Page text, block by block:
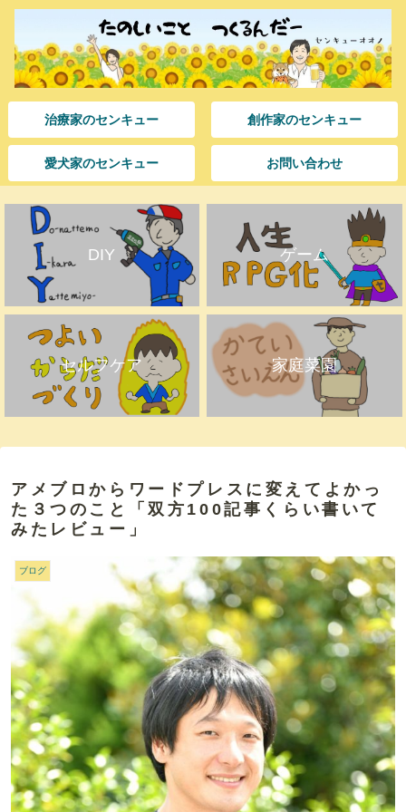
治療家のセンキュー 創作家のセンキュー
愛犬家のセンキュー お問い合わせ
DIY ゲーム
セルフケア 家庭菜園
アメブロからワードプレスに変えてよかっ
た３つのこと「双方100記事くらい書いて
みたレビュー」
ブログ